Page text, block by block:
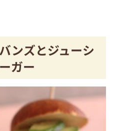
ンズとジューシ
ガー